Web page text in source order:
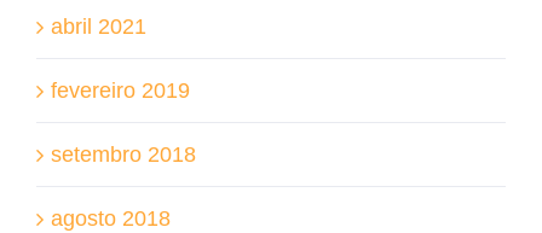
abril 2021
fevereiro 2019
setembro 2018
agosto 2018